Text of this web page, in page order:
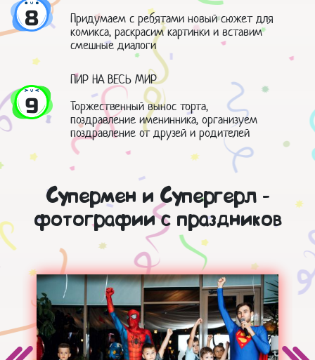
8
Придумаем с ребятами новый сюжет для
комикса, раскрасим картинки и вставим
смешные диалоги
9
ПИР НА ВЕСЬ МИР
Торжественный вынос торта,
поздравление именинника, организуем
поздравление от друзей и родителей
Супермен и Супергерл -
фотографии с праздников